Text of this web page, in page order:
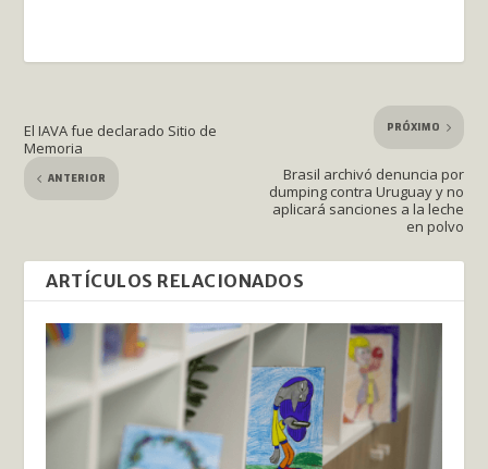
El IAVA fue declarado Sitio de
Memoria
ANTERIOR
PRÓXIMO
Brasil archivó denuncia por
dumping contra Uruguay y no
aplicará sanciones a la leche
en polvo
ARTÍCULOS RELACIONADOS